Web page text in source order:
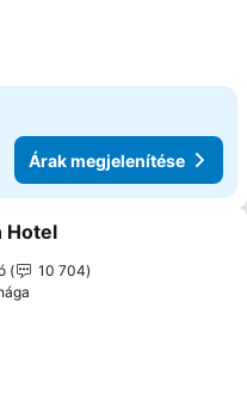
Árak megjelenítése
a kedvencekhez
Hotel
10 704